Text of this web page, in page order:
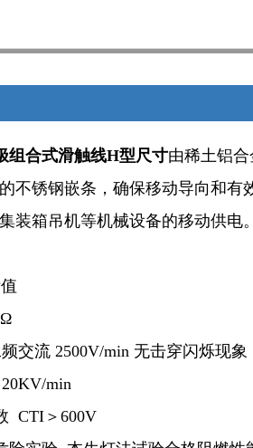
组合式滑触线H型尺寸由稀土铝
不锈钢嵌条，确保移动导向和
装箱吊机等机械设备的移动供电。
流 2500V/min 无击穿闪烁现象
min
CTI＞600V